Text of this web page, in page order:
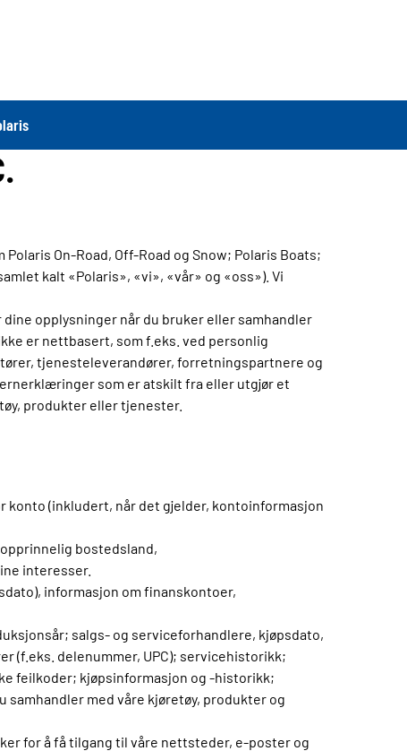
On-Road, Off-Road og Snow; Polaris Boats;
kalt «Polaris», «vi», «vår» og «oss»). Vi
opplysninger når du bruker eller samhandler
er nettbasert, som f.eks. ved personlig
tjenesteleverandører, forretningspartnere og
som er atskilt fra eller utgjør et
produkter eller tjenester.
(inkludert, når det gjelder, kontoinformasjon
bostedsland,
interesser.
informasjon om finanskontoer,
salgs- og serviceforhandlere, kjøpsdato,
(f.eks. delenummer, UPC); servicehistorikk;
feilkoder; kjøpsinformasjon og -historikk;
med våre kjøretøy, produkter og
for å få tilgang til våre nettsteder, e-poster og